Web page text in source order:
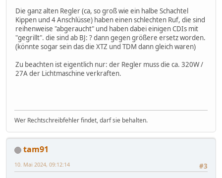
Die ganz alten Regler (ca, so groß wie ein halbe Schachtel
Kippen und 4 Anschlüsse) haben einen schlechten Ruf, die sind
reihenweise "abgeraucht" und haben dabei einigen CDIs mit
"gegrillt". die sind ab BJ: ? dann gegen größere ersetz worden.
(könnte sogar sein das die XTZ und TDM dann gleich waren)
Zu beachten ist eigentlich nur: der Regler muss die ca. 320W /
27A der Lichtmaschine verkraften.
Wer Rechtschreibfehler findet, darf sie behalten.
tam91
#3
10. Mai 2024, 09:12:14